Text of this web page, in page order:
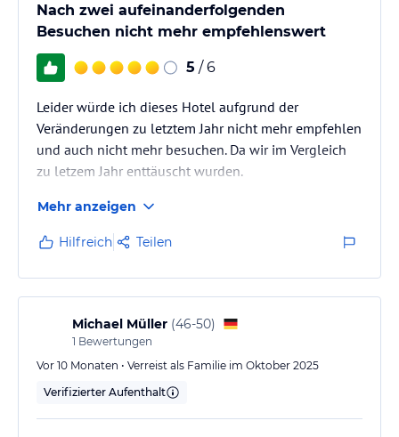
Nach zwei aufeinanderfolgenden
Besuchen nicht mehr empfehlenswert
5 / 6
Leider würde ich dieses Hotel aufgrund der
Veränderungen zu letztem Jahr nicht mehr empfehlen
und auch nicht mehr besuchen. Da wir im Vergleich
zu letzem Jahr enttäuscht wurden.
Mehr anzeigen
Hilfreich Teilen
Michael Müller (46-50)
1 Bewertungen
Vor 10 Monaten • Verreist als Familie im Oktober 2025
Verifizierter Aufenthalt